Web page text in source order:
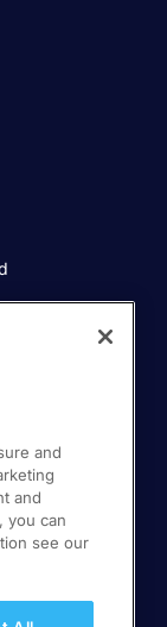
and
and
you can
see our